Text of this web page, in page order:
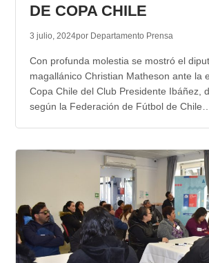
DE COPA CHILE
3 julio, 2024por Departamento Prensa
Con profunda molestia se mostró el
magallánico Christian Matheson ante la
Copa Chile del Club Presidente Ibáñez,
según la Federación de Fútbol de